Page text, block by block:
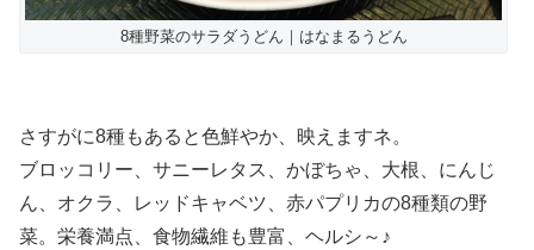
8種野菜のサラダうどん｜はなまるうどん
さすがに8種もあると色鮮やか、映えますネ。
ブロッコリー、サニーレタス、かぼちゃ、大根、にんじ
ん、オクラ、レッドキャベツ、赤パプリカの8種類の野
菜。栄養満点、食物繊維も豊富、ヘルシ～♪